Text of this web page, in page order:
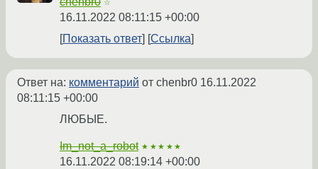
☆
16.11.2022 08:11:15 +00:00
Показать ответ
Ссылка
Ответ на: комментарий от chenbr0 16.11.2022
08:11:15 +00:00
ЛЮБЫЕ.
Im_not_a_robot ★★★★★
16.11.2022 08:19:14 +00:00